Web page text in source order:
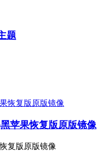
题
苹果恢复版原版镜像
恢复版原版镜像